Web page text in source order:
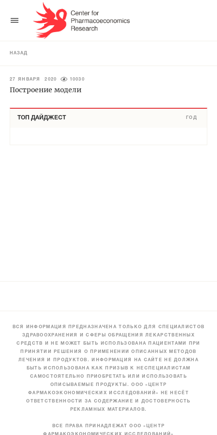
НАЗАД
27 ЯНВАРЯ 2020 10030
Построение модели
ТОП ДАЙДЖЕСТ ГОД
ВСЯ ИНФОРМАЦИЯ ПРЕДНАЗНАЧЕНА ТОЛЬКО ДЛЯ СПЕЦИАЛИСТОВ
ЗДРАВООХРАНЕНИЯ И СФЕРЫ ОБРАЩЕНИЯ ЛЕКАРСТВЕННЫХ
СРЕДСТВ И НЕ МОЖЕТ БЫТЬ ИСПОЛЬЗОВАНА ПАЦИЕНТАМИ ПРИ
ПРИНЯТИИ РЕШЕНИЯ О ПРИМЕНЕНИИ ОПИСАННЫХ МЕТОДОВ
ЛЕЧЕНИЯ И ПРОДУКТОВ. ИНФОРМАЦИЯ НА САЙТЕ НЕ ДОЛЖНА
БЫТЬ ИСПОЛЬЗОВАНА КАК ПРИЗЫВ К НЕСПЕЦИАЛИСТАМ
САМОСТОЯТЕЛЬНО ПРИОБРЕТАТЬ ИЛИ ИСПОЛЬЗОВАТЬ
ОПИСЫВАЕМЫЕ ПРОДУКТЫ. ООО «ЦЕНТР
ФАРМАКОЭКОНОМИЧЕСКИХ ИССЛЕДОВАНИЙ» НЕ НЕСЁТ
ОТВЕТСТВЕННОСТИ ЗА СОДЕРЖАНИЕ И ДОСТОВЕРНОСТЬ
РЕКЛАМНЫХ МАТЕРИАЛОВ.
ВСЕ ПРАВА ПРИНАДЛЕЖАТ ООО «ЦЕНТР